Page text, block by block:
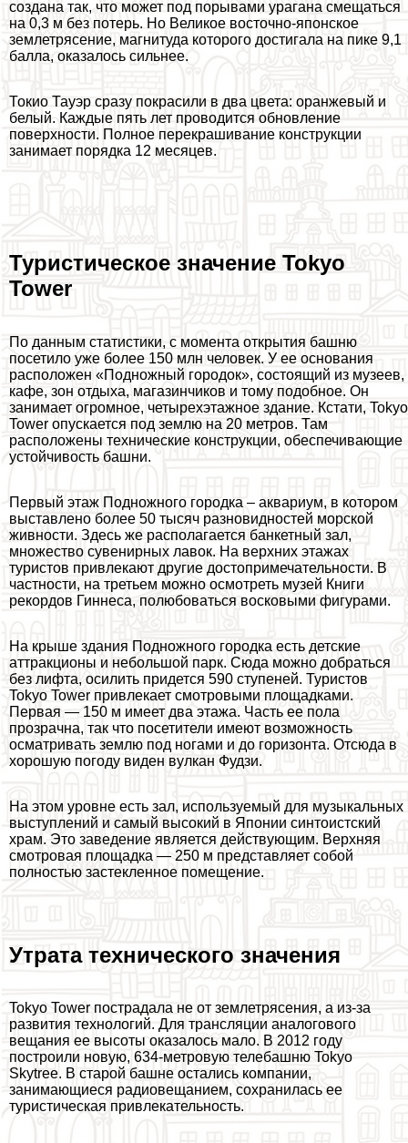
создана так, что может под порывами урагана смещаться
на 0,3 м без потерь. Но Великое восточно-японское
землетрясение, магнитуда которого достигала на пике 9,1
балла, оказалось сильнее.
Токио Тауэр сразу покрасили в два цвета: оранжевый и
белый. Каждые пять лет проводится обновление
поверхности. Полное перекрашивание конструкции
занимает порядка 12 месяцев.
Туристическое значение Tokyo
Tower
По данным статистики, с момента открытия башню
посетило уже более 150 млн человек. У ее основания
расположен «Подножный городок», состоящий из музеев,
кафе, зон отдыха, магазинчиков и тому подобное. Он
занимает огромное, четырехэтажное здание. Кстати, Tokyo
Tower опускается под землю на 20 метров. Там
расположены технические конструкции, обеспечивающие
устойчивость башни.
Первый этаж Подножного городка – аквариум, в котором
выставлено более 50 тысяч разновидностей морской
живности. Здесь же располагается банкетный зал,
множество сувенирных лавок. На верхних этажах
туристов привлекают другие достопримечательности. В
частности, на третьем можно осмотреть музей Книги
рекордов Гиннеса, полюбоваться восковыми фигурами.
На крыше здания Подножного городка есть детские
аттpaкционы и небольшой парк. Сюда можно добраться
без лифта, осилить придется 590 ступеней. Туристов
Tokyo Tower привлекает смотровыми площадками.
Первая — 150 м имеет два этажа. Часть ее пола
прозрачна, так что посетители имеют возможность
осматривать землю под ногами и до горизонта. Отсюда в
хорошую погоду виден вулкан Фудзи.
На этом уровне есть зал, используемый для музыкальных
выступлений и самый высокий в Японии синтоистский
храм. Это заведение является действующим. Верхняя
смотровая площадка — 250 м представляет собой
полностью застекленное помещение.
Утрата технического значения
Tokyo Tower пострадала не от землетрясения, а из-за
развития технологий. Для трaнcляции аналогового
вещания ее высоты оказалось мало. В 2012 году
построили новую, 634-метровую телeбашню Tokyo
Skytree. В старой башне остались компании,
занимающиеся радиовещанием, сохранилась ее
туристическая привлекательность.